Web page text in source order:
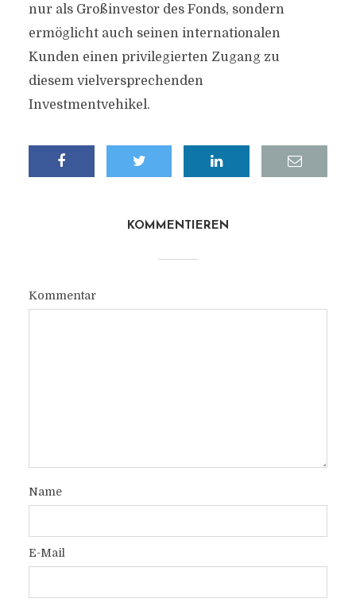
nur als Großinvestor des Fonds, sondern
ermöglicht auch seinen internationalen
Kunden einen privilegierten Zugang zu
diesem vielversprechenden
Investmentvehikel.
KOMMENTIEREN
Kommentar
Name
E-Mail